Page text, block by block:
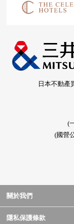
日本不動產
(
(國營
關於我們
隱私保護條款